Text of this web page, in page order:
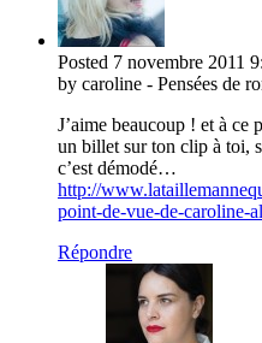
Posted 7 novembre 2011
by caroline - Pensées de
J’aime beaucoup ! et à ce
un billet sur ton clip à toi,
c’est démodé…
http://
point-de-vue-de-caroline-
Répondre